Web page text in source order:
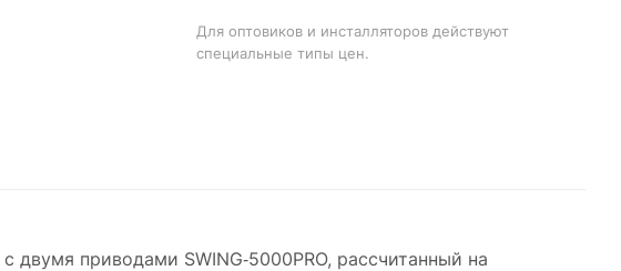
Для оптовиков и инсталляторов действуют
специальные типы цен.
с двумя приводами SWING‑5000PRO, рассчитанный на